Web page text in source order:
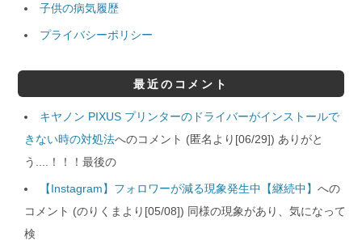
子供の病気履歴
プライバシーポリシー
最近のコメント
キヤノン PIXUS プリンターのドライバーがインストールで
きない時の対処法へのコメント (匿名より[06/29]) ありがと
う....！！！最後の
【Instagram】フォロワーが減る現象発生中【継続中】への
コメント (のりくまより[05/08]) 同様の現象があり、気になって
検